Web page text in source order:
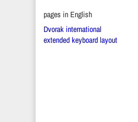
pages in English
Dvorak international
extended keyboard layout